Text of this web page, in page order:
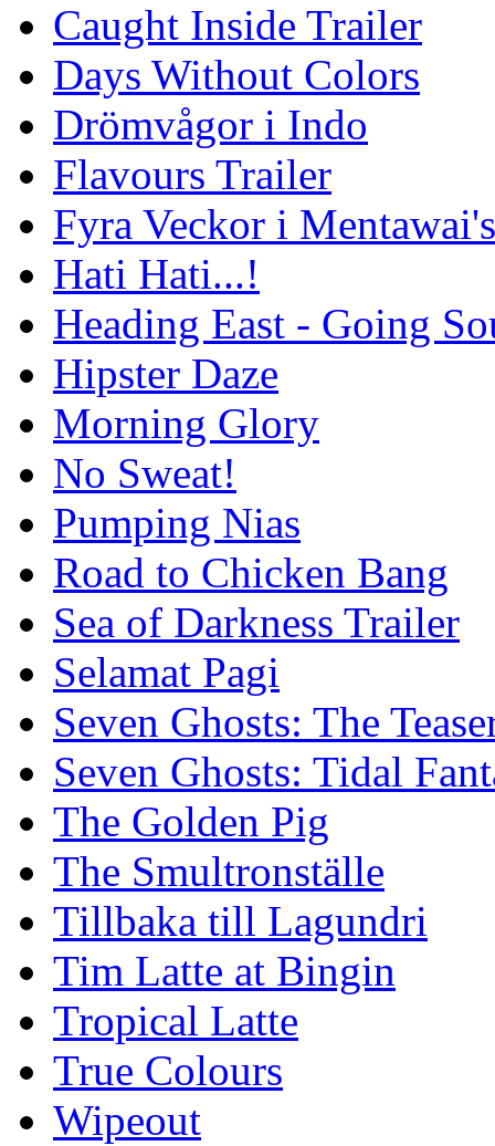
Caught Inside Trailer
Days Without Colors
Drömvågor i Indo
Flavours Trailer
Fyra Veckor i Mentawai's
Hati Hati...!
Heading East - Going
Hipster Daze
Morning Glory
No Sweat!
Pumping Nias
Road to Chicken Bang
Sea of Darkness Trailer
Selamat Pagi
Seven Ghosts: The
Seven Ghosts: Tidal
The Golden Pig
The Smultronställe
Tillbaka till Lagundri
Tim Latte at Bingin
Tropical Latte
True Colours
Wipeout